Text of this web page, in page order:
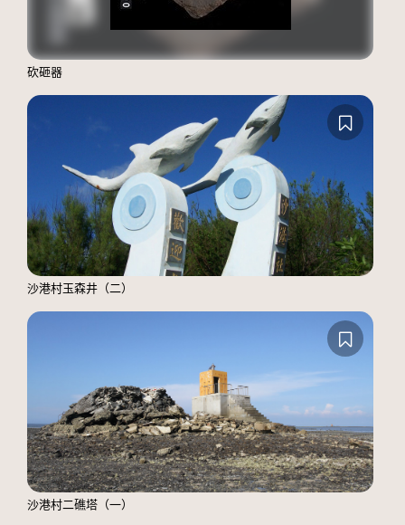
砍砸器
沙港村玉森井（二）
沙港村二礁塔（一）